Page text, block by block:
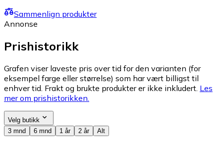
Sammenlign produkter
Annonse
Prishistorikk
Grafen viser laveste pris over tid for den varianten (for
eksempel farge eller størrelse) som har vært billigst til
enhver tid. Frakt og brukte produkter er ikke inkludert. Les
mer om prishistorikken.
Velg butikk
3 mnd
6 mnd 1 år 2 år Alt